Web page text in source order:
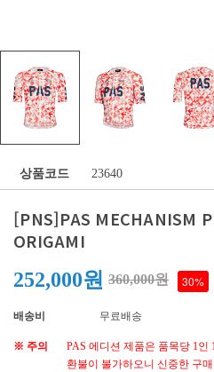
상품코드 23640
[PNS]PAS MECHANISM
ORIGAMI
252,000원 360,000원 30%
배송비 무료배송
※ 주의
PAS 에디션 제품은 품목당 1
환불이 불가하오니 신중한 구